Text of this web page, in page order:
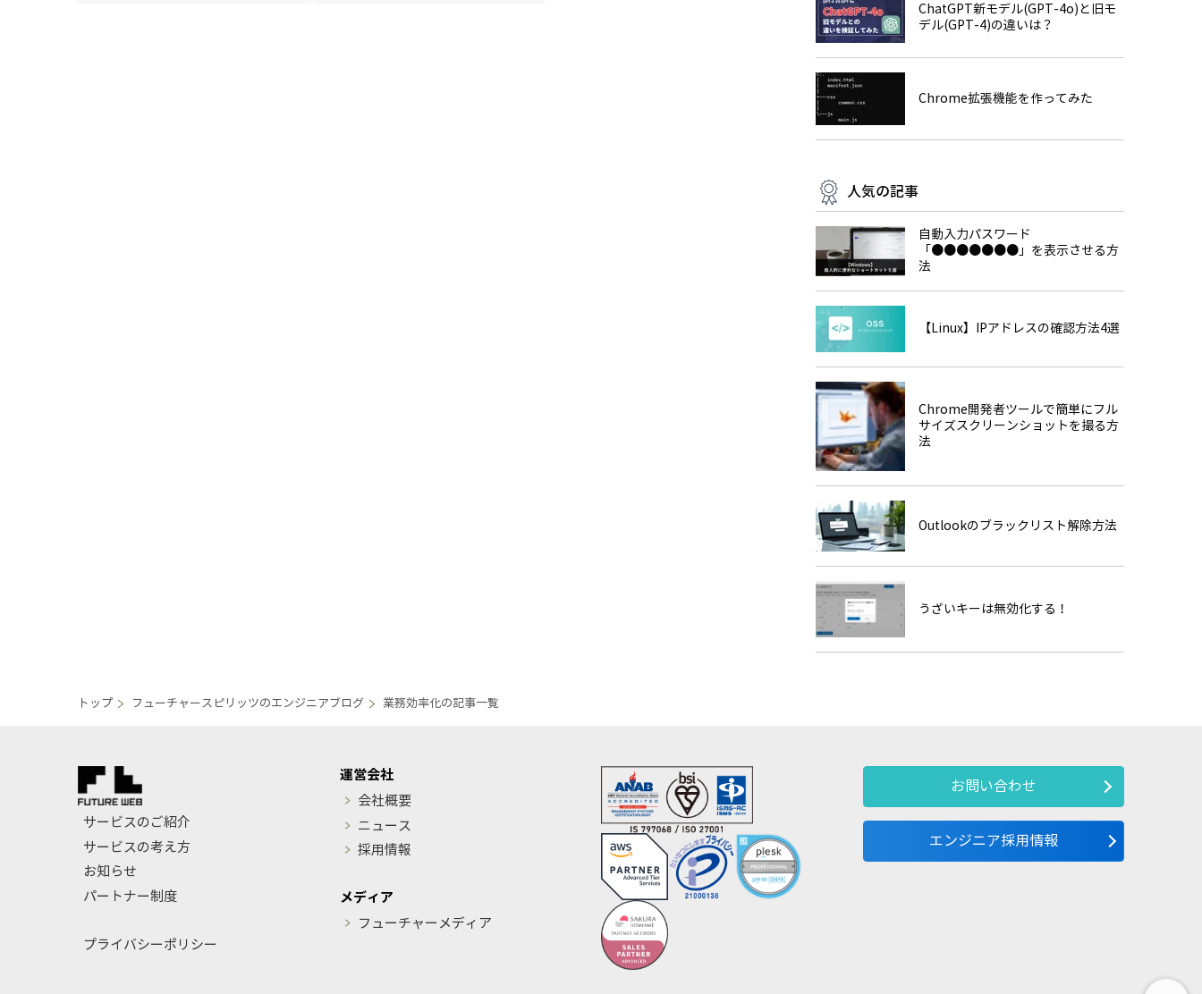
ChatGPT新モデル(GPT-4o)と旧モ
デル(GPT-4)の違いは？
Chrome拡張機能を作ってみた
人気の記事
自動入力パスワード
「●●●●●●●」を表示させる方
法
【Linux】IPアドレスの確認方法4選
Chrome開発者ツールで簡単にフル
サイズスクリーンショットを撮る方
法
Outlookのブラックリスト解除方法
うざいキーは無効化する！
トップ フューチャースピリッツのエンジニアブログ 業務効率化の記事一覧
サービスのご紹介
サービスの考え方
お知らせ
パートナー制度
プライバシーポリシー
運営会社
会社概要
ニュース
採用情報
メディア
フューチャーメディア
お問い合わせ
エンジニア採用情報